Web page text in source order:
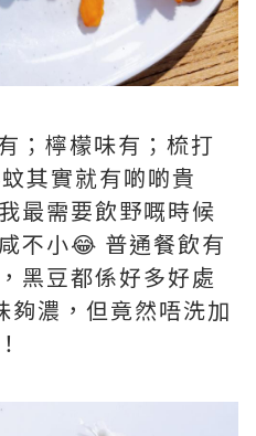
；檸檬味有；梳打
其實就有啲啲貴
最需要飲野嘅時候
不小😂 普通餐飲有
黑豆都係好多好處
夠濃，但竟然唔洗加